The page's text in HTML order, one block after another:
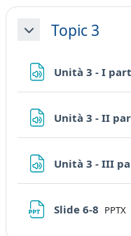
MinimizzaTopic 3
Unità 3 - I
Unità 3 - II
Unità 3 - III
Slide 6-8 File
PPTX